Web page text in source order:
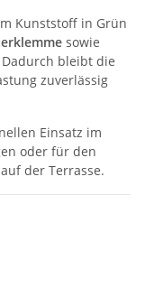
Kunststoff in Grün
sowie
bleibt die
zuverlässig
Einsatz im
oder für den
der Terrasse.